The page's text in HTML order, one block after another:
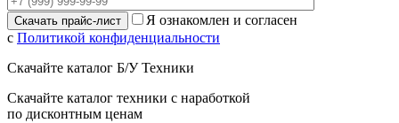
Я ознакомлен и согласен
с Политикой конфиденциальности
Скачайте каталог Б/У Техники
Скачайте каталог техники с наработкой
по дисконтным ценам